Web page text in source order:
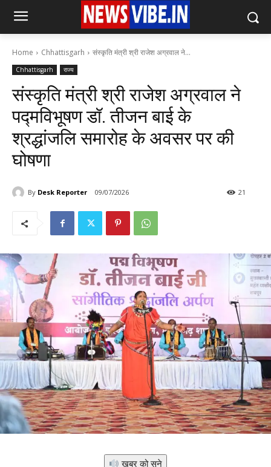
Home Chhattisgarh संस्कृति मंत्री श्री राजेश अग्रवाल ने...
Chhattisgarh राज्य
संस्कृति मंत्री श्री राजेश अग्रवाल ने
पद्मविभूषण डॉ. तीजन बाई के
श्रद्धांजलि समारोह के अवसर पर की
घोषणा
By Desk Reporter 09/07/2026 21
खबर को सुने